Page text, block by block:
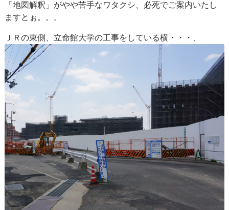
「地図解釈」がやや苦手なワタクシ、必死でご案内いたし
ますとぉ。。。
ＪＲの東側、立命館大学の工事をしている横・・・、